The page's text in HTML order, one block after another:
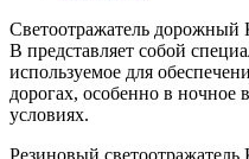
Светоотражатель
В представляет собой
используемое для
дорогах, особенно в
условиях.
Резиновый